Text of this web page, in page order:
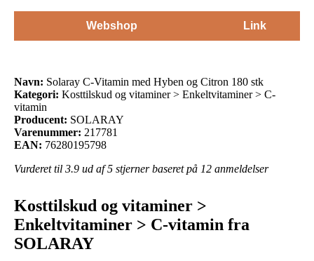
Webshop Link
Navn: Solaray C-Vitamin med Hyben og Citron 180 stk
Kategori: Kosttilskud og vitaminer > Enkeltvitaminer > C-
vitamin
Producent: SOLARAY
Varenummer: 217781
EAN: 76280195798
Vurderet til 3.9 ud af 5 stjerner baseret på 12 anmeldelser
Kosttilskud og vitaminer >
Enkeltvitaminer > C-vitamin fra
SOLARAY